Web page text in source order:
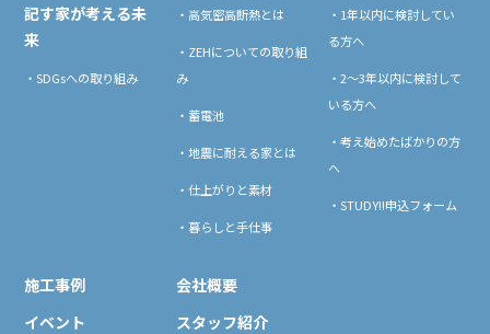
記す家が考える未
来
・SDGsへの取り組み
・高気密高断熱とは
・ZEHについての取り組
み
・蓄電池
・地震に耐える家とは
・仕上がりと素材
・暮らしと手仕事
・1年以内に検討してい
る方へ
・2〜3年以内に検討して
いる方へ
・考え始めたばかりの方
へ
・STUDY!!申込フォーム
施工事例
イベント
会社概要
スタッフ紹介